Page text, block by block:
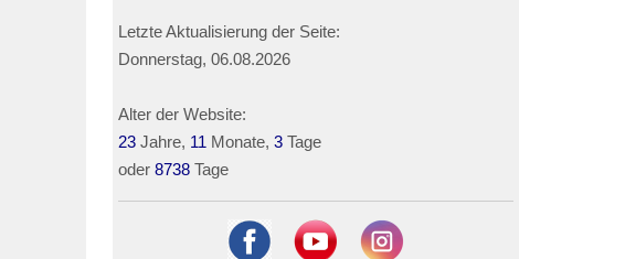
Letzte Aktualisierung der Seite:
Donnerstag, 06.08.2026
Alter der Website:
23 Jahre, 11 Monate, 3 Tage
oder 8738 Tage